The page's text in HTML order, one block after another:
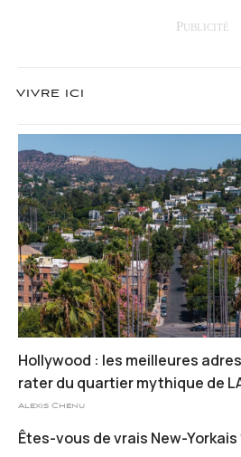
VIVRE ICI
Hollywood : les meilleures
rater du quartier mythique de
Alexis Chenu
Êtes-vous de vrais New-Yorkais